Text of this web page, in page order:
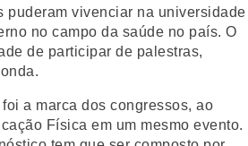
puderam vivenciar na universidade
no campo da saúde no país. O
de participar de palestras,
a marca dos congressos, ao
Física em um mesmo evento.